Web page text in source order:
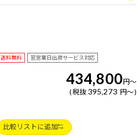
送料無料 翌営業日出荷サービス対応
434,800円～
税抜 395,273 円～
比較リストに追加